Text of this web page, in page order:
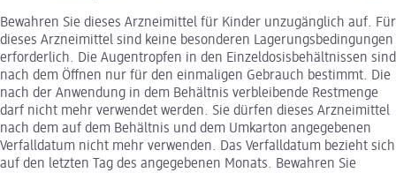
Bewahren Sie dieses Arzneimittel für Kinder unzugänglich auf. Für
dieses Arzneimittel sind keine besonderen Lagerungsbedingungen
erforderlich. Die Augentropfen in den Einzeldosisbehältnissen sind
nach dem Öffnen nur für den einmaligen Gebrauch bestimmt. Die
nach der Anwendung in dem Behältnis verbleibende Restmenge
darf nicht mehr verwendet werden. Sie dürfen dieses Arzneimittel
nach dem auf dem Behältnis und dem Umkarton angegebenen
Verfalldatum nicht mehr verwenden. Das Verfalldatum bezieht sich
auf den letzten Tag des angegebenen Monats. Bewahren Sie